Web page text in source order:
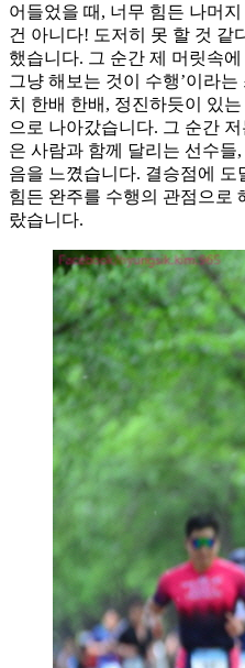
어들었을 때, 너무 힘든 나머지
건 아니다! 도저히 못 할 것 같
했습니다. 그 순간 제 머릿속
그냥 해보는 것이 수행’이라
치 한배 한배, 정진하듯이 있
으로 나아갔습니다. 그 순간
은 사람과 함께 달리는 선수들
음을 느꼈습니다. 결승점에 도
힘든 완주를 수행의 관점으로
랐습니다.